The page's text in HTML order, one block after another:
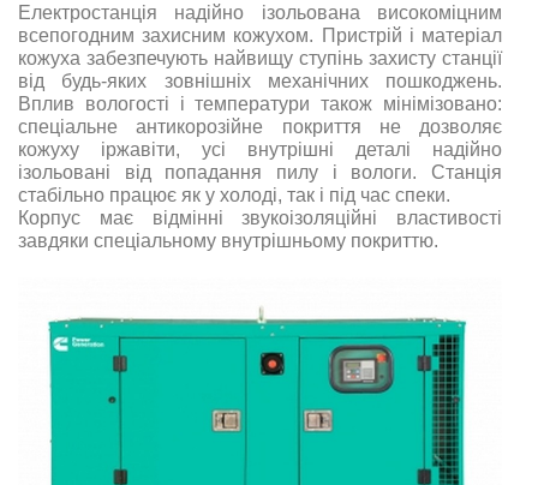
Електростанція надійно ізольована високоміцним
всепогодним захисним кожухом. Пристрій і матеріал
кожуха забезпечують найвищу ступінь захисту станції
від будь-яких зовнішніх механічних пошкоджень.
Вплив вологості і температури також мінімізовано:
спеціальне антикорозійне покриття не дозволяє
кожуху іржавіти, усі внутрішні деталі надійно
ізольовані від попадання пилу і вологи. Станція
стабільно працює як у холоді, так і під час спеки.
Корпус має відмінні звукоізоляційні властивості
завдяки спеціальному внутрішньому покриттю.